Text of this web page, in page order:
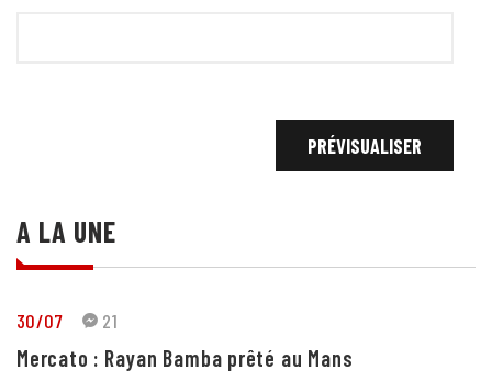
A LA UNE
30/07 21
Mercato : Rayan Bamba prêté au Mans